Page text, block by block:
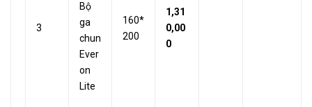
3
Bộ
ga
chun
Ever
on
Lite
160*
200
1,31
0,00
0